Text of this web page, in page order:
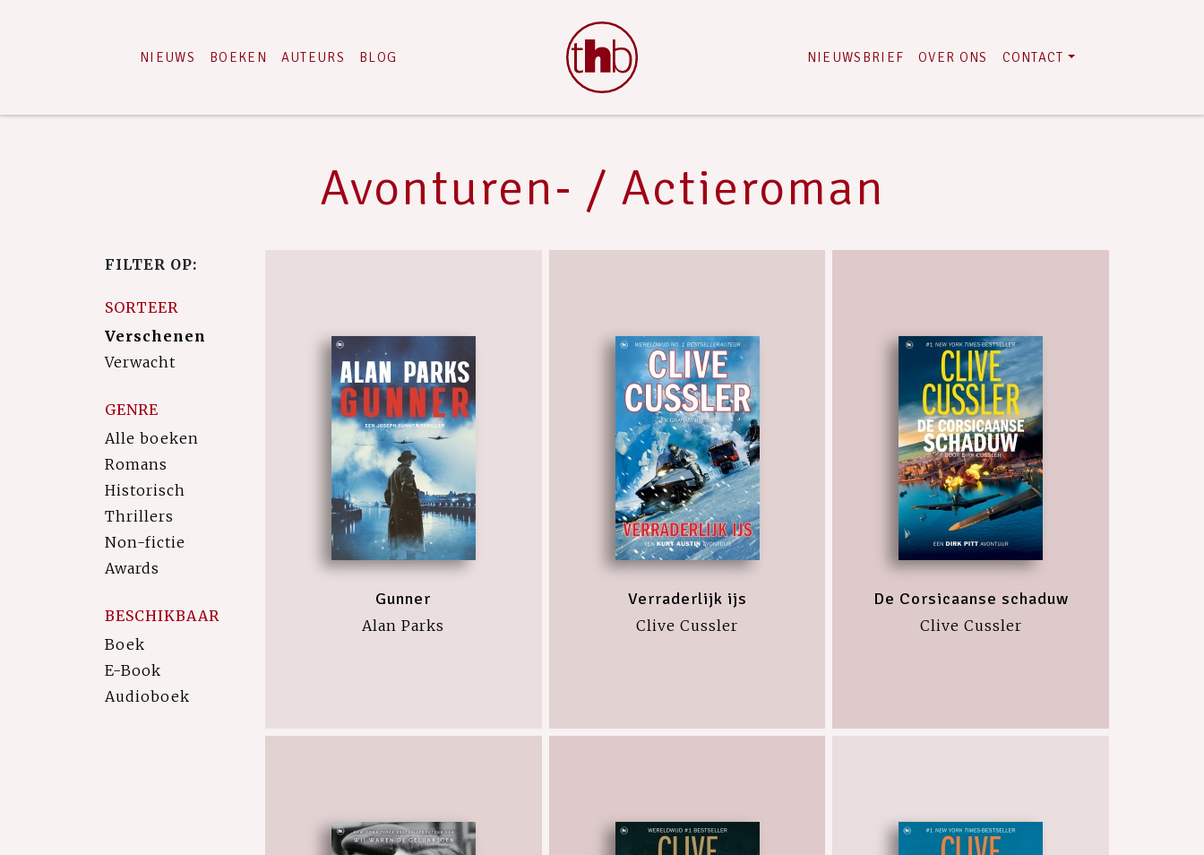
NIEUWS BOEKEN AUTEURS BLOG NIEUWSBRIEF OVER ONS CONTACT
Avonturen- / Actieroman
FILTER OP:
SORTEER
Verschenen
Verwacht
GENRE
Alle boeken
Romans
Historisch
Thrillers
Non-fictie
Awards
BESCHIKBAAR
Boek
E-Book
Audioboek
Gunner
Alan Parks
Verraderlijk ijs
Clive Cussler
De Corsicaanse schaduw
Clive Cussler